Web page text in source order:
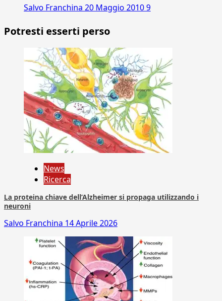
Salvo Franchina 20 Maggio 20109
Potresti esserti perso
News
Ricerca
La proteina chiave dell’Alzheimer si propaga utilizzando i
neuroni
Salvo Franchina 14 Aprile 2026